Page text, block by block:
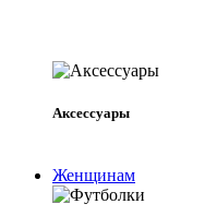
Аксессуары
Женщинам